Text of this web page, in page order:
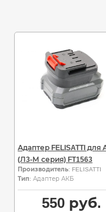
Адаптер FELISATTI для
(Л3-М серия) FT1563
Производитель: FELISATTI
Тип: Адаптер АКБ
550 руб.